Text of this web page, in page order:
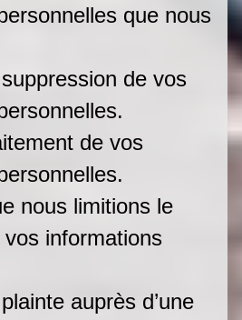
que nous
de vos
de vos
nous limitions le
informations
auprès d’une